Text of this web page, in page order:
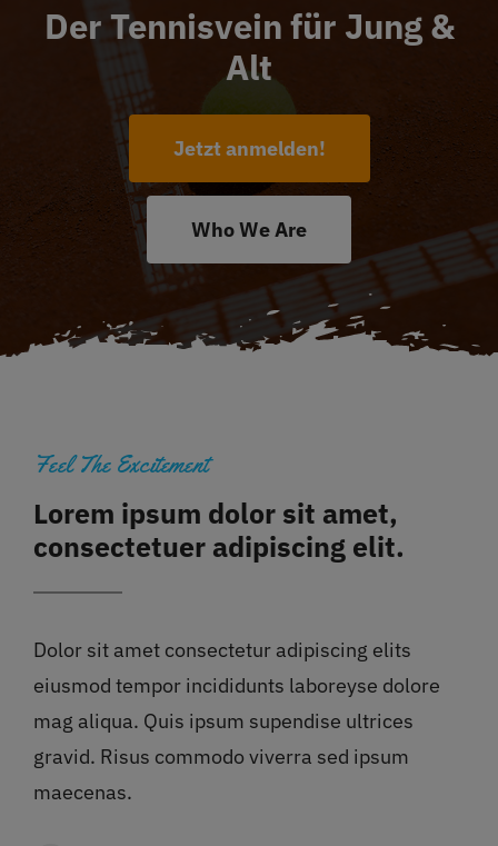
Restaurant
Der Tennisvein für Jung &
Alt
Jetzt anmelden!
Who We Are
Feel The Excitement
Lorem ipsum dolor sit amet,
consectetuer adipiscing elit.
Dolor sit amet consectetur adipiscing elits
eiusmod tempor incididunts laboreyse dolore
mag aliqua. Quis ipsum supendise ultrices
gravid. Risus commodo viverra sed ipsum
maecenas.